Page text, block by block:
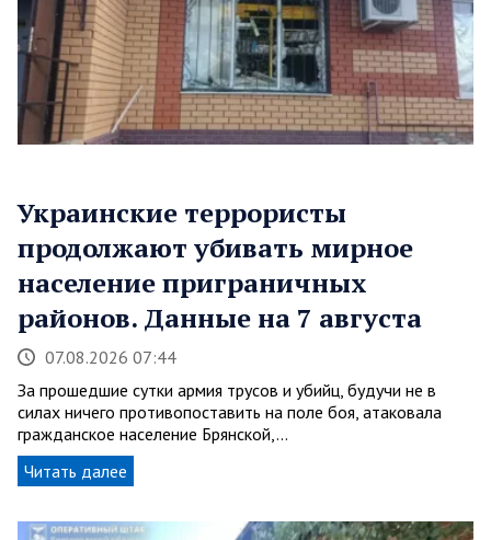
Украинские террористы
продолжают убивать мирное
население приграничных
районов. Данные на 7 августа
07.08.2026 07:44
За прошедшие сутки армия трусов и убийц, будучи не в
силах ничего противопоставить на поле боя, атаковала
гражданское население Брянской,…
Читать далее